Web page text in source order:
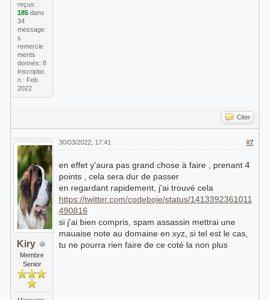
reçus:
185dans
34
message
s
remercie
ments
donnés: 8
Inscriptio
n : Feb
2022
Citer
Kiry
Membre
Senior
#7
30/03/2022, 17:41
en effet y'aura pas grand chose à faire , prenant 4
points , cela sera dur de passer
en regardant rapidement, j'ai trouvé cela
https://twitter.com/codeboje/status/1413392361011
490816
si j'ai bien compris, spam assassin mettrai une
mauaise note au domaine en xyz, si tel est le cas,
tu ne pourra rien faire de ce coté la non plus